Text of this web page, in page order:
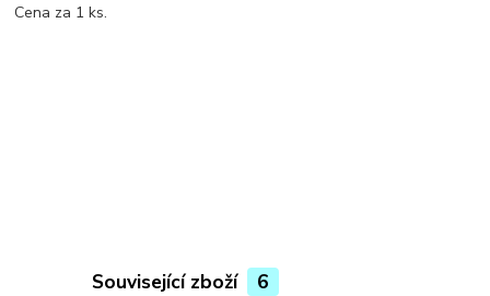
Cena za 1 ks.
Související zboží 6